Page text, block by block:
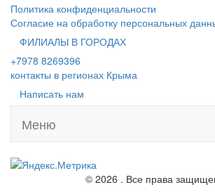
Политика конфиденциальности
Согласие на обработку персональных
ФИЛИАЛЫ В ГОРОДАХ
+7978 8269396
контакты в регионах Крыма
Написать нам
Меню
© 2026 . Все права